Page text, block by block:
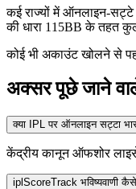
कई राज्यों में ऑनलाइन-सट्टे
की धारा 115BB के तहत
कोई भी अकाउंट खोलने से
अक्सर पूछे जाने
क्या IPL पर ऑनलाइन सट्टा
केंद्रीय कानून ऑफशोर
iplScoreTrack भविष्यवाणी कैसे